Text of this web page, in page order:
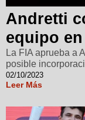
Andretti
equipo
La FIA aprueba a
posible
02/10/2023
Leer Más